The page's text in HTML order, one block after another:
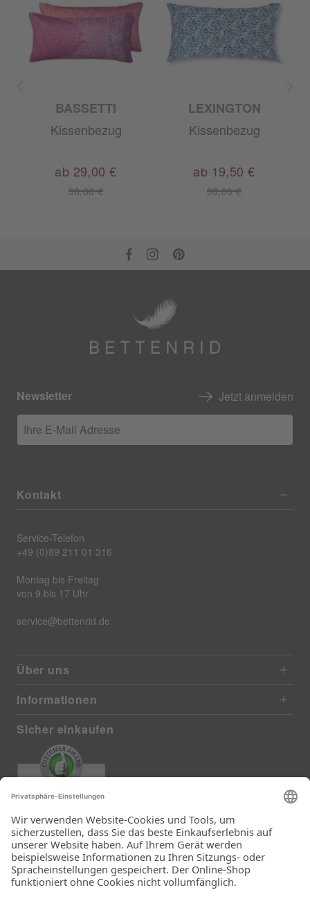
BASSETTI
Kissenbezug
38,00 €
ab 29,00 €
LEXINGTON
Kissenbezug
39,00 €
ab 19,50 €
Newsletter Jetzt anmelden
Ihre E-Mail Adresse
Kontakt
Service-Telefon
+49 (0)89 211 01 316
Montag bis Freitag
von 9 bis 17 Uhr
service@bettenrid.de
Über uns
Informationen
Sicher einkaufen
385 reviews from real customers
(last 12 months)
Total: 11283
Die Auswahl und die
Einfachheit der
Bestellung.